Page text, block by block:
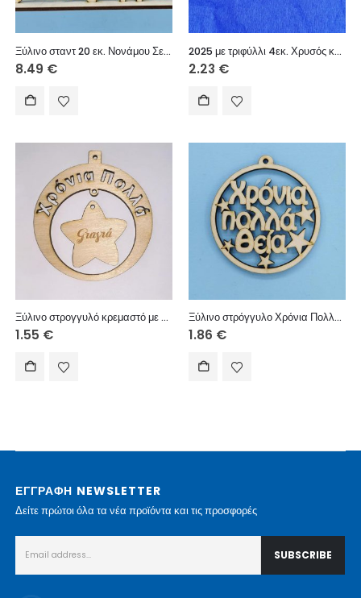
Ξύλινο σταντ 20 εκ. Νονάμου Σε αγαπώ
8.49 €
2025 με τριφύλλι 4εκ. Χρυσός καθρέφτης 5τεμ.
2.23 €
Ξύλινο στρογγυλό κρεμαστό με ευχές (Χρόνια Πολλά), σε αστέρι (Γιαγιά) 8 εκ.
1.55 €
Ξύλινο στρόγγυλο Χρόνια Πολλά (Θεία) 10 εκ.
1.86 €
ΕΓΓΡΑΦΗ NEWSLETTER
Δείτε πρώτοι όλα τα νέα προϊόντα και τις προσφορές